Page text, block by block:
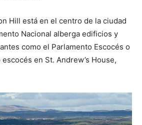
Hill está en el centro de la ciudad
Nacional alberga edificios y
como el Parlamento Escocés o
en St. Andrew’s House,